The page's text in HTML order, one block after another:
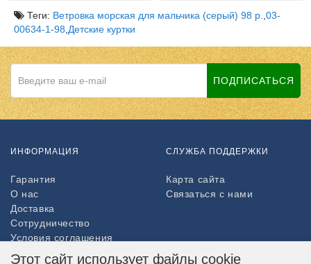
Теги: Ветровка морская для мальчика (серый) 98 р. 03-
00634-1-98 Детские куртки
ПОДПИСАТЬСЯ
ИНФОРМАЦИЯ
Гарантия
О нас
Доставка
Сотрудничество
Условия соглашения
Возврат товара
СЛУЖБА ПОДДЕРЖКИ
Карта сайта
Связаться с нами
Этот сайт использует файлы cookie